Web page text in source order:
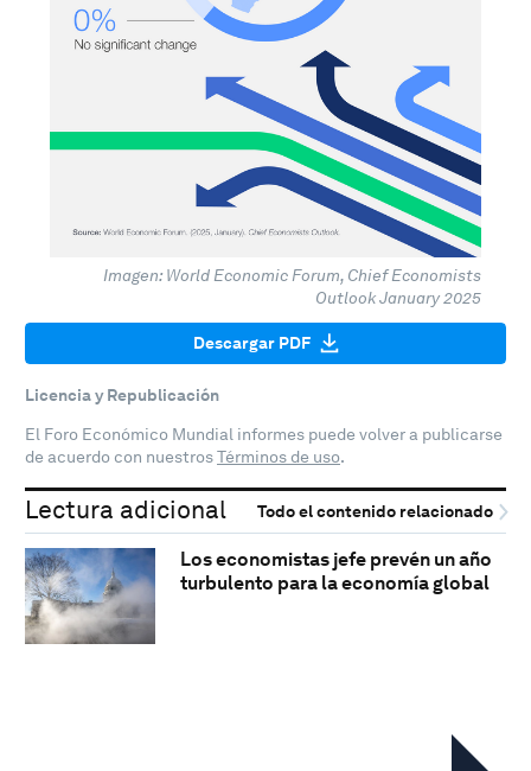
Imagen: World Economic Forum, Chief Economists
Outlook January 2025
Descargar PDF
Licencia y Republicación
El Foro Económico Mundial informes puede volver a publicarse
de acuerdo con nuestrosTérminos de uso.
Lectura adicional Todo el contenido relacionado
Los economistas jefe prevén un año
turbulento para la economía global